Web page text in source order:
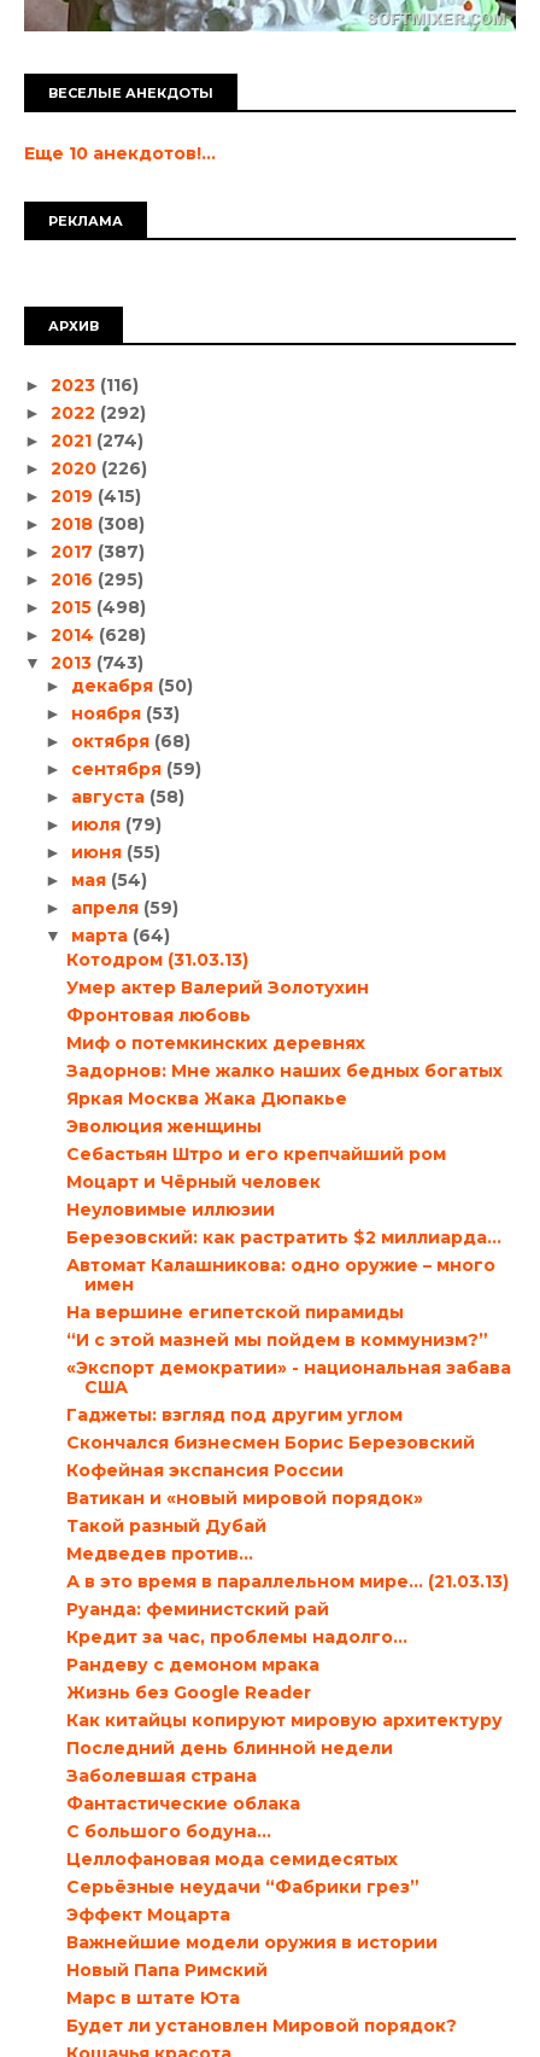
ВЕСЕЛЫЕ АНЕКДОТЫ
Еще 10 анекдотов!...
РЕКЛАМА
АРХИВ
► 2023 (116)
► 2022 (292)
► 2021 (274)
► 2020 (226)
► 2019 (415)
► 2018 (308)
► 2017 (387)
► 2016 (295)
► 2015 (498)
► 2014 (628)
▼ 2013 (743)
► декабря (50)
► ноября (53)
► октября (68)
► сентября (59)
► августа (58)
► июля (79)
► июня (55)
► мая (54)
► апреля (59)
▼ марта (64)
Котодром (31.03.13)
Умер актер Валерий Золотухин
Фронтовая любовь
Миф о потемкинских деревнях
Задорнов: Мне жалко наших бедных богатых
Яркая Москва Жака Дюпакье
Эволюция женщины
Себастьян Штро и его крепчайший ром
Моцарт и Чёрный человек
Неуловимые иллюзии
Березовский: как растратить $2 миллиарда…
Автомат Калашникова: одно оружие – много
имен
На вершине египетской пирамиды
“И с этой мазней мы пойдем в коммунизм?”
«Экспорт демократии» - национальная забава
США
Гаджеты: взгляд под другим углом
Скончался бизнесмен Борис Березовский
Кофейная экспансия России
Ватикан и «новый мировой порядок»
Такой разный Дубай
Медведев против…
А в это время в параллельном мире... (21.03.13)
Руанда: феминистский рай
Кредит за час, проблемы надолго…
Рандеву с демоном мрака
Жизнь без Google Reader
Как китайцы копируют мировую архитектуру
Последний день блинной недели
Заболевшая страна
Фантастические облака
С большого бодуна…
Целлофановая мода семидесятых
Серьёзные неудачи “Фабрики грез”
Эффект Моцарта
Важнейшие модели оружия в истории
Новый Папа Римский
Марс в штате Юта
Будет ли установлен Мировой порядок?